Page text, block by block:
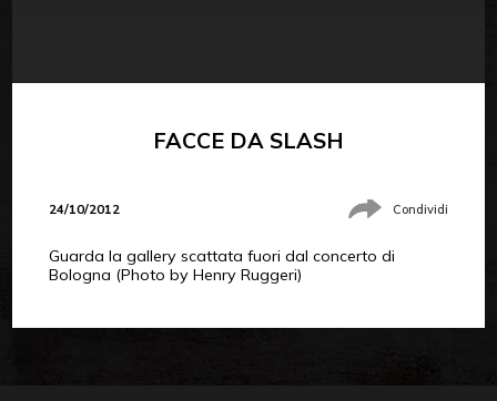
FACCE DA SLASH
24/10/2012 Condividi
Guarda la gallery scattata fuori dal concerto di
Bologna (Photo by Henry Ruggeri)